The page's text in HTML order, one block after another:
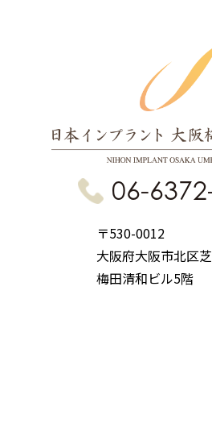
06-
〒530-0012
大阪府大阪市北区
梅田清和ビル5階